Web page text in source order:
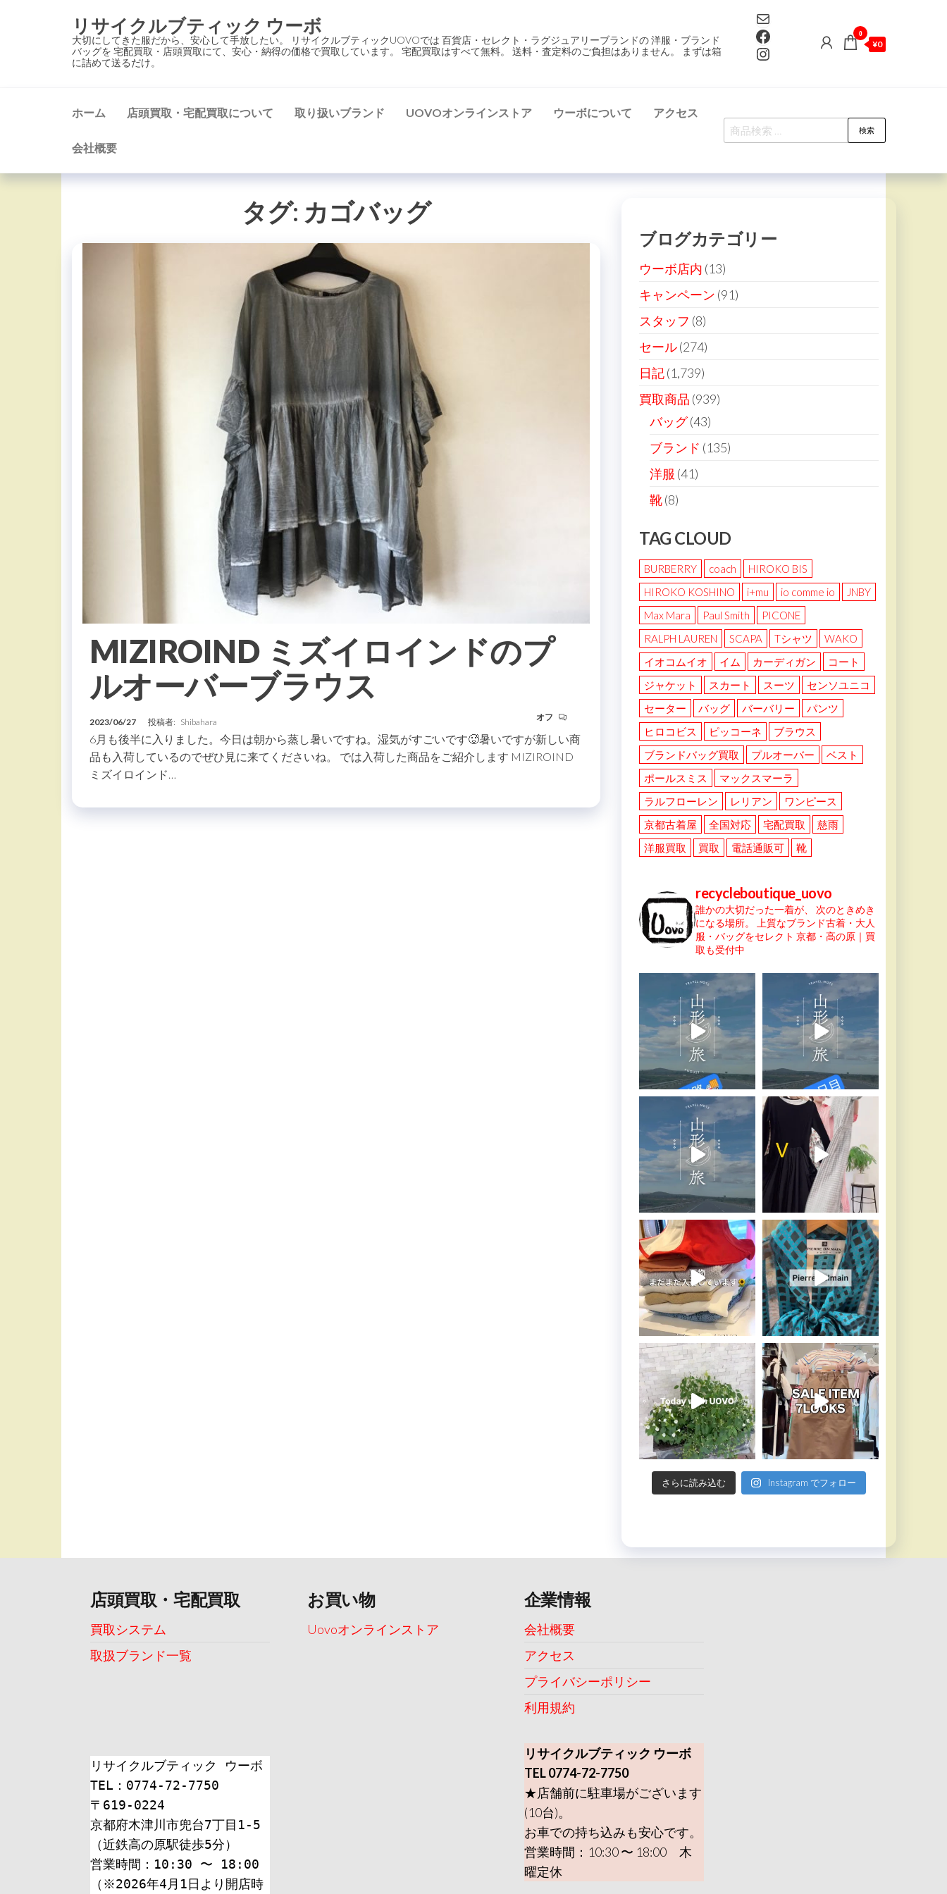
リサイクルブティック ウーボ
大切にしてきた服だから、安心して手放したい。 リサイクルブティックUOVOでは 百貨店・セレクト・ラグジュアリーブランドの 洋服・ブランド
バッグを 宅配買取・店頭買取にて、安心・納得の価格で買取しています。 宅配買取はすべて無料。 送料・査定料のご負担はありません。 まずは箱
に詰めて送るだけ。
Mail
Facebook
Instagram
0
¥0
ホーム 店頭買取・宅配買取について 取り扱いブランド UOVOオンラインストア ウーボについて アクセス
会社概要
検
索
検索
タグ: カゴバッグ
MIZIROIND ミズイロインドのプ
ルオーバーブラウス
2023/06/27 投稿者: Shibahara オフ
6月も後半に入りました。今日は朝から蒸し暑いですね。湿気がすごいです🥵暑いですが新しい商
品も入荷しているのでぜひ見に来てくださいね。 では入荷した商品をご紹介します MIZIROIND
ミズイロインド…
ブログカテゴリー
ウーボ店内 (13)
キャンペーン (91)
スタッフ (8)
セール(274)
日記(1,739)
買取商品 (939)
バッグ(43)
ブランド (135)
洋服 (41)
靴(8)
TAG CLOUD
BURBERRY coach
HIROKO BIS
HIROKO KOSHINO
i+mu io comme io
JNBY
Max Mara
Paul Smith
PICONE
RALPH LAUREN
SCAPA Tシャツ
WAKO
イオコムイオ
イム カーディガン
コート
ジャケット
スカート スーツ
センソユニコ
セーター
バッグ バーバリー
パンツ
ヒロコビス
ピッコーネ
ブラウス
ブランドバッグ買取
プルオーバー
ベスト
ポールスミス
マックスマーラ
ラルフローレン
レリアン
ワンピース
京都古着屋
全国対応 宅配買取
慈雨
洋服買取
買取 電話通販可 靴
recycleboutique_uovo
誰かの大切だった一着が、
次のときめき
になる場所。
上質なブランド古着・大人
服・バッグをセレクト 京都・高の原｜買
取も受付中
さらに読み込む Instagram でフォロー
店頭買取・宅配買取
買取システム
取扱ブランド一覧
お買い物
Uovoオンラインストア
企業情報
会社概要
アクセス
プライバシーポリシー
利用規約
リサイクルブティック ウーボ
TEL：0774-72-7750
〒619-0224
京都府木津川市兜台7丁目1-5
（近鉄高の原駅徒歩5分）
営業時間：10:30 〜 18:00
（※2026年4月1日より開店時
リサイクルブティック ウーボ
TEL 0774-72-7750
★店舗前に駐車場がございます
(10台)。
お車での持ち込みも安心です。
営業時間：10:30 〜 18:00 木
曜定休